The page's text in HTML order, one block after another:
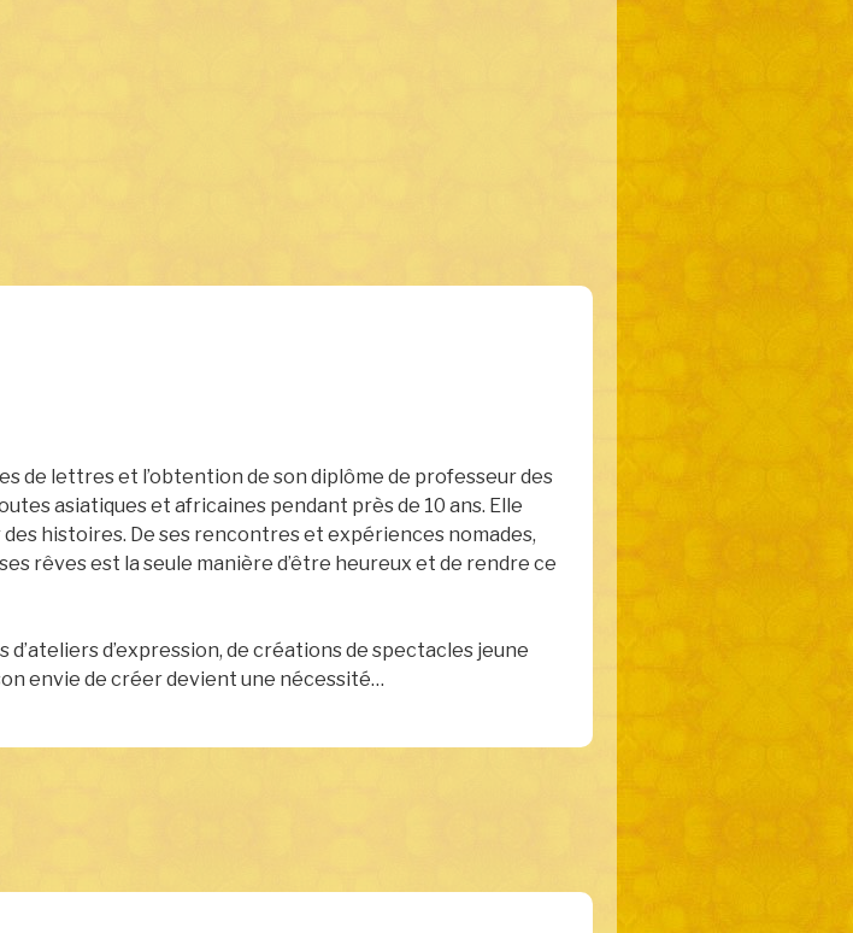
de lettres et l’obtention de son diplôme de professeur des
asiatiques et africaines pendant près de 10 ans. Elle
des histoires. De ses rencontres et expériences nomades,
rêves est la seule manière d’être heureux et de rendre ce
d’expression, de créations de spectacles jeune
envie de créer devient une nécessité…